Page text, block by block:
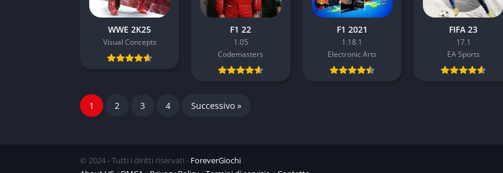
WWE 2K25
Visual Concepts
F1 22
1.05
Codemasters
F1 2021
1.18.1
Electronic Arts
FIFA 23
17.1
EA Sports
1 2 3 4 Successivo »
© 2024 - Tutti i diritti riservati - ForeverGiochi